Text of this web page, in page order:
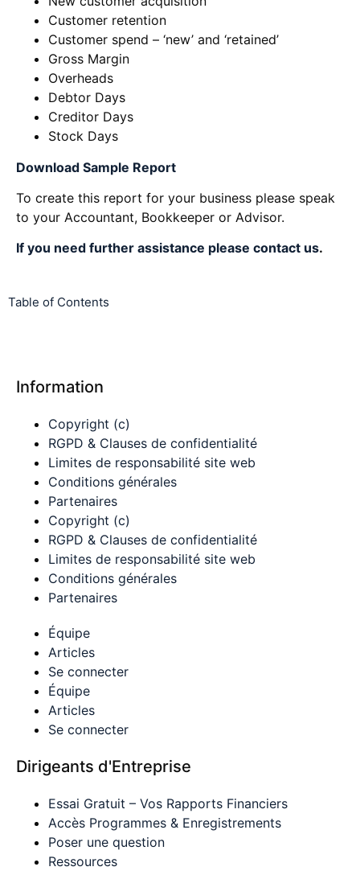
Customer retention
Customer spend – ‘new’ and ‘retained’
Gross Margin
Overheads
Debtor Days
Creditor Days
Stock Days
Download Sample Report
To create this report for your business please speak
to your Accountant, Bookkeeper or Advisor.
If you need further assistance please contact us.
Table of Contents
Information
Copyright (c)
RGPD & Clauses de confidentialité
Limites de responsabilité site web
Conditions générales
Partenaires
Copyright (c)
RGPD & Clauses de confidentialité
Limites de responsabilité site web
Conditions générales
Partenaires
Équipe
Articles
Se connecter
Équipe
Articles
Se connecter
Dirigeants d'Entreprise
Essai Gratuit – Vos Rapports Financiers
Accès Programmes & Enregistrements
Poser une question
Ressources